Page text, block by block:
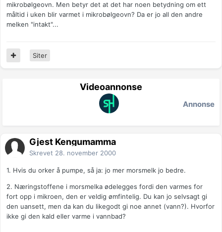
mikrobølgeovn. Men betyr det at det har noen betydning om ett
måltid i uken blir varmet i mikrobølgeovn? Da er jo all den andre
melken "intakt"...
Siter
Videoannonse
Annonse
Gjest Kengumamma
Skrevet 28. november 2000
1. Hvis du orker å pumpe, så ja: jo mer morsmelk jo bedre.
2. Næringstoffene i morsmelka ødelegges fordi den varmes for
fort opp i mikroen, den er veldig ømfintelig. Du kan jo selvsagt gi
den uansett, men da kan du likegodt gi noe annet (vann?). Hvorfor
ikke gi den kald eller varme i vannbad?